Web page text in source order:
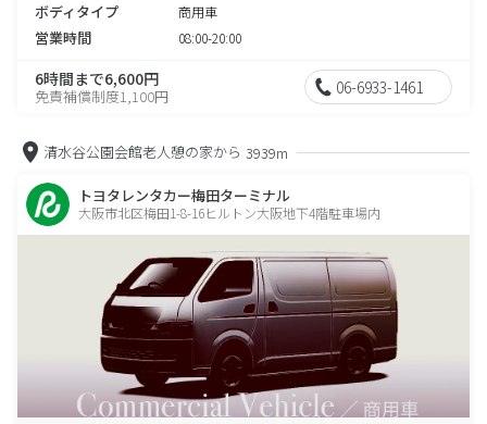
ボディタイプ 商用車
営業時間 08:00-20:00
6時間まで6,600円
免責補償制度1,100円 06-6933-1461
清水谷公園会館老人憩の家から 3939m
トヨタレンタカー梅田ターミナル
大阪市北区梅田1-8-16ヒルトン大阪地下4階駐車場内